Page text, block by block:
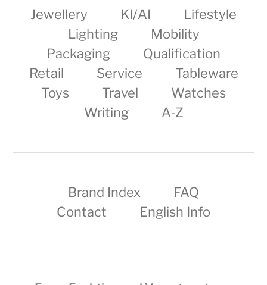
Jewellery
KI/AI
Lifestyle
Lighting
Mobility
Packaging
Qualification
Retail
Service
Tableware
Toys
Travel
Watches
Writing
A-Z
Brand Index
FAQ
Contact
English Info